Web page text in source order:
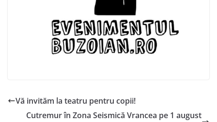
Vă invităm la teatru pentru copii!
Cutremur în Zona Seismică Vrancea pe 1 august